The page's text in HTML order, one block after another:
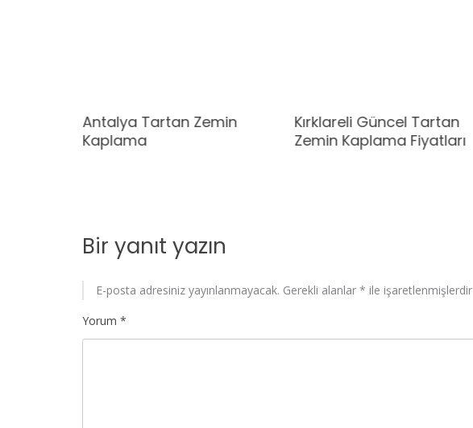
Antalya Tartan Zemin
Kaplama
Kırklareli Güncel Tartan
Zemin Kaplama Fiyatları
Bir yanıt yazın
E-posta adresiniz yayınlanmayacak. Gerekli alanlar * ile işaretlenmişlerdir
Yorum *